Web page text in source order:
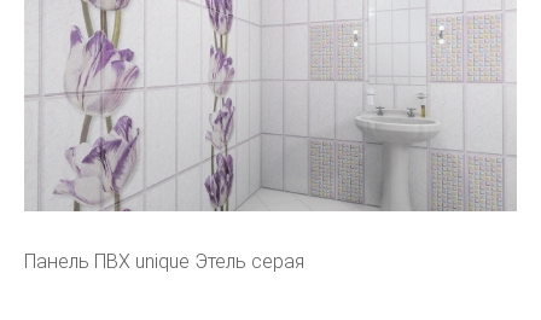
Панель ПВХ unique Этель серая